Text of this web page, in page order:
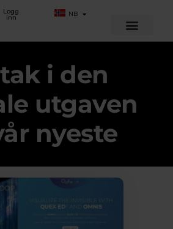
Logg
inn NB
i den
utgaven
nyeste